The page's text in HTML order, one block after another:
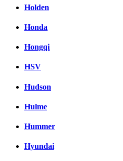
Holden
Honda
Hongqi
HSV
Hudson
Hulme
Hummer
Hyundai